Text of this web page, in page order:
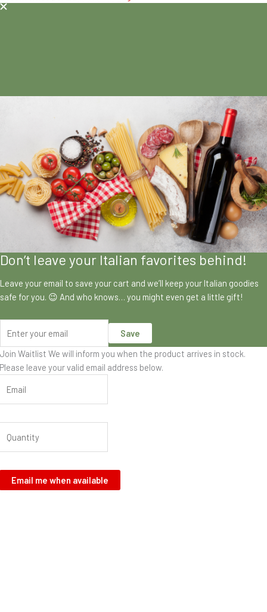
Don’t leave your Italian favorites behind!
Leave your email to save your cart and we’ll keep your Italian goodies
safe for you. 😉 And who knows… you might even get a little gift!
Save
Join Waitlist We will inform you when the product arrives in stock.
Please leave your valid email address below.
Email me when available